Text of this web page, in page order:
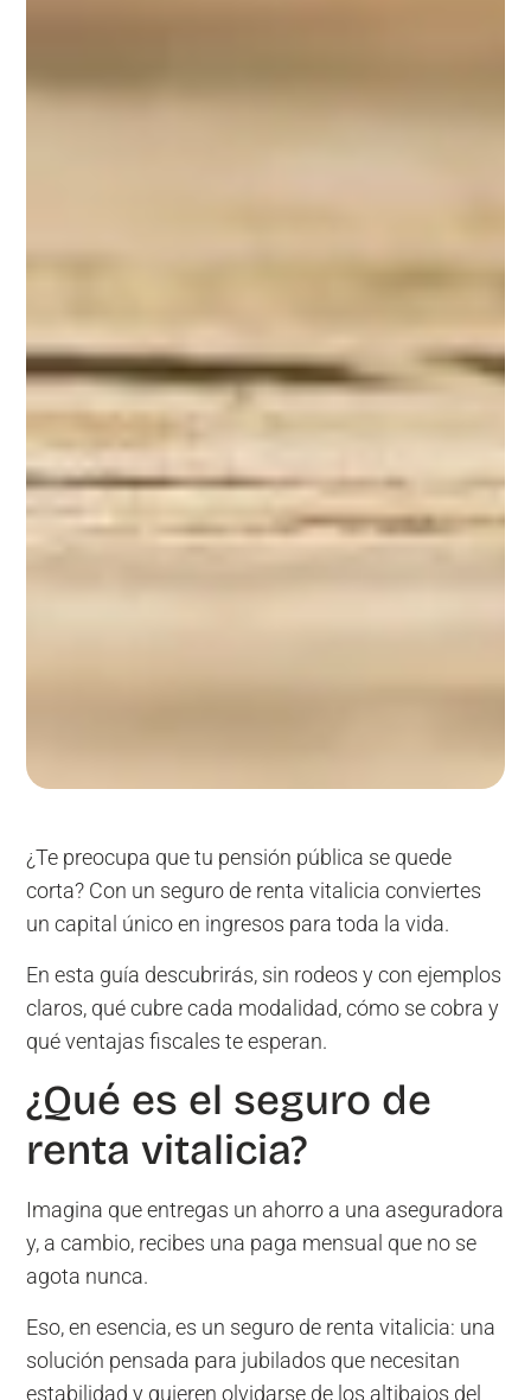
¿Te preocupa que tu pensión pública se quede
corta? Con un seguro de renta vitalicia conviertes
un capital único en ingresos para toda la vida.
En esta guía descubrirás, sin rodeos y con ejemplos
claros, qué cubre cada modalidad, cómo se cobra y
qué ventajas fiscales te esperan.
¿Qué es el seguro de
renta vitalicia?
Imagina que entregas un ahorro a una aseguradora
y, a cambio, recibes una paga mensual que no se
agota nunca.
Eso, en esencia, es un seguro de renta vitalicia: una
solución pensada para jubilados que necesitan
estabilidad y quieren olvidarse de los altibajos del